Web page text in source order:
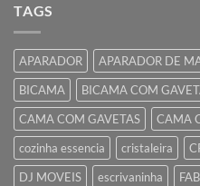
TAGS
APARADOR APARADOR DE
BICAMA
BICAMA COM
CAMA COM GAVETAS
CAMA
cozinha essencia
cristaleira
DJ MOVEIS
escrivaninha